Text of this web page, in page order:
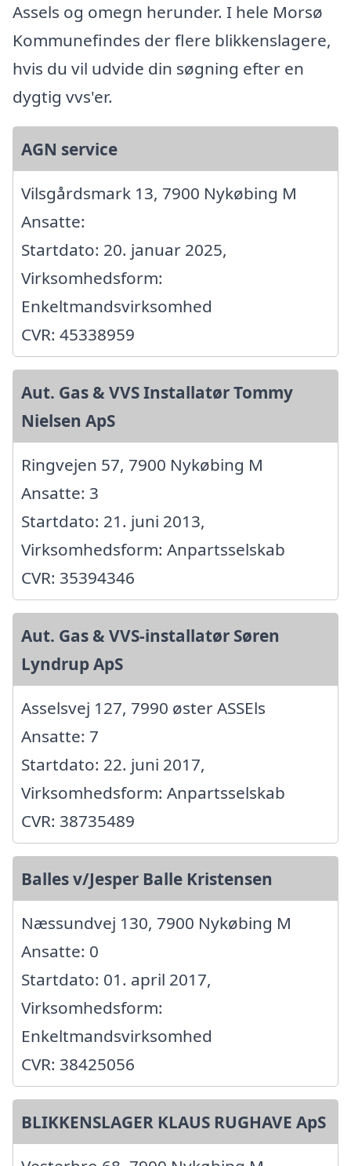
Assels og omegn herunder. I hele Morsø
Kommunefindes der flere blikkenslagere,
hvis du vil udvide din søgning efter en
dygtig vvs'er.
AGN service
Vilsgårdsmark 13, 7900 Nykøbing M
Ansatte:
Startdato: 20. januar 2025,
Virksomhedsform:
Enkeltmandsvirksomhed
CVR: 45338959
Aut. Gas & VVS Installatør Tommy
Nielsen ApS
Ringvejen 57, 7900 Nykøbing M
Ansatte: 3
Startdato: 21. juni 2013,
Virksomhedsform: Anpartsselskab
CVR: 35394346
Aut. Gas & VVS-installatør Søren
Lyndrup ApS
Asselsvej 127, 7990 øster ASSEls
Ansatte: 7
Startdato: 22. juni 2017,
Virksomhedsform: Anpartsselskab
CVR: 38735489
Balles v/Jesper Balle Kristensen
Næssundvej 130, 7900 Nykøbing M
Ansatte: 0
Startdato: 01. april 2017,
Virksomhedsform:
Enkeltmandsvirksomhed
CVR: 38425056
BLIKKENSLAGER KLAUS RUGHAVE ApS